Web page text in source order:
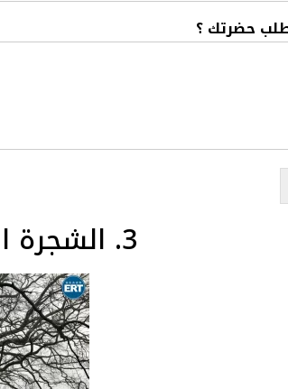
حضرتك ؟
3. الشجرة العظيمة في بورصة